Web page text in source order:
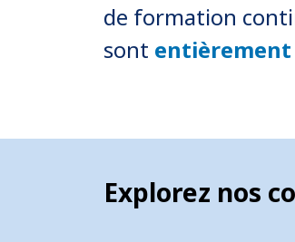
de formation
sont entièrement
Explorez nos